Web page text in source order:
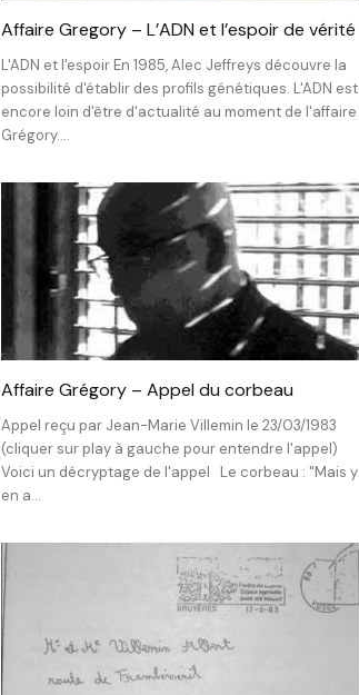
Affaire Gregory – L’ADN et l’espoir de vérité
L'ADN et l'espoir En 1985, Alec Jeffreys découvre la
possibilité d'établir des profils génétiques. L'ADN est
encore loin d'être d'actualité au moment de l'affaire
Grégory....
Affaire Grégory – Appel du corbeau
Appel reçu par Jean-Marie Villemin le 23/03/1983
(cliquer sur play à gauche pour entendre l'appel)
Voici un décryptage de l'appel Le corbeau : "Mais y
en a...